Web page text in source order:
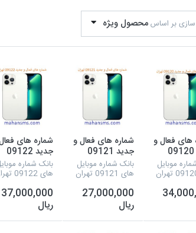
بر اساسمحصول ویژه
های فعال و
جدید 09120
موبایل
شماره های فعال و
جدید 09121
تهران
بانک شماره موبایل
های 09121 تهران
27,000,000
ریال
شماره های
جدید 09122
تهران
بانک شماره
های 09122 تهران
37,000,000
ریال